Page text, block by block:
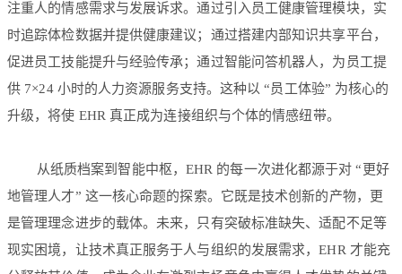
注重人的情感需求与发展诉求。通过引入员工健康管理模块，实
时追踪体检数据并提供健康建议；通过搭建内部知识共享平台，
促进员工技能提升与经验传承；通过智能问答机器人，为员工提
供 7×24 小时的人力资源服务支持。这种以 “员工体验” 为核心的
升级，将使 EHR 真正成为连接组织与个体的情感纽带。
从纸质档案到智能中枢，EHR 的每一次进化都源于对 “更好
地管理人才” 这一核心命题的探索。它既是技术创新的产物，更
是管理理念进步的载体。未来，只有突破标准缺失、适配不足等
现实困境，让技术真正服务于人与组织的发展需求，EHR 才能充